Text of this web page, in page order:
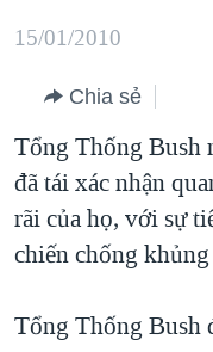
chính
hướng
chính
Đi
tới
THẾ GIỚI
DIỄN ĐÀN
MỤC
TỰ DO BÁO CHÍ
VẠCH TRẦN TIN GIẢ
ĐỜI SỐNG
CHUYÊN ĐỀ
CHIẾN TRANH
TẠI
HỌC TIẾNG ANH
NGHE
15/01/2010
Chia sẻ
Tổng Thống Bush
đã tái xác nhận
rãi của họ, với sự
chiến chống
Tổng Thống Bush